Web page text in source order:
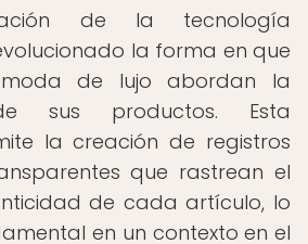
de la tecnología
la forma en que
de lujo abordan la
sus productos. Esta
la creación de registros
que rastrean el
de cada artículo, lo
en un contexto en el